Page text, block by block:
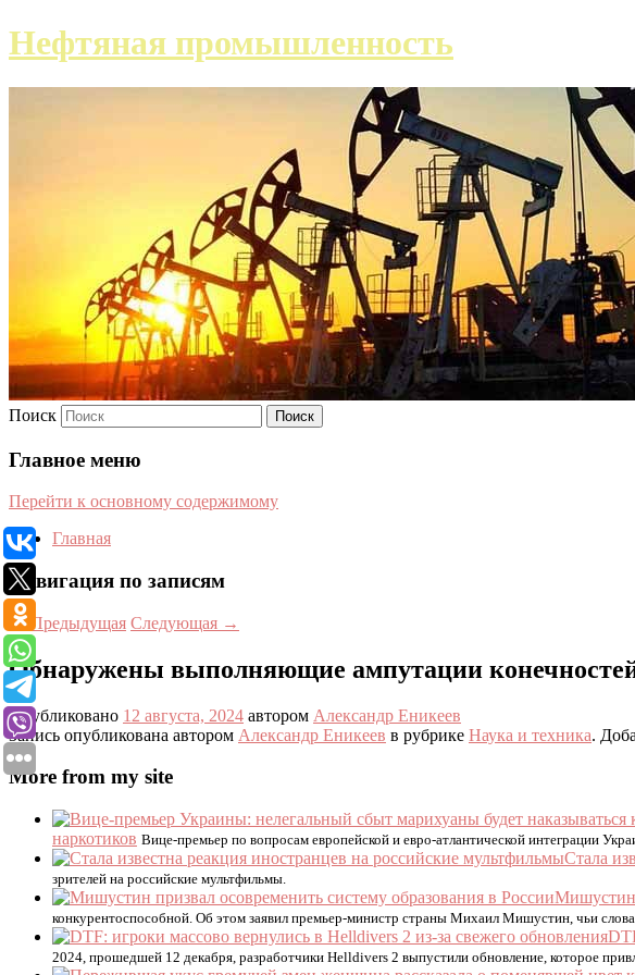
Нефтяная промышленность
Поиск
Главное меню
Перейти к основному содержимому
Главная
Навигация по записям
←Предыдущая Следующая →
Обнаружены выполняющие ампутации
Опубликовано 12 августа, 2024 автором Александр Еникеев
Запись опубликована автором Александр Еникеев в рубрике Наука и техника.
More from my site
наркотиков Вице-премьер по вопросам европейской и евро-атлантической интеграции
Стала
зрителей на российские мультфильмы.
Мишустин
конкурентоспособной. Об этом заявил премьер-министр страны Михаил Мишустин, чьи
2024, прошедшей 12 декабря, разработчики Helldivers 2 выпустили обновление, которое